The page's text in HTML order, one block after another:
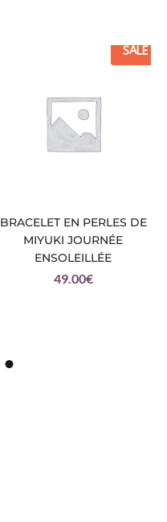
SALE
BRACELET EN PERLES DE
MIYUKI JOURNÉE
ENSOLEILLÉE
49.00€